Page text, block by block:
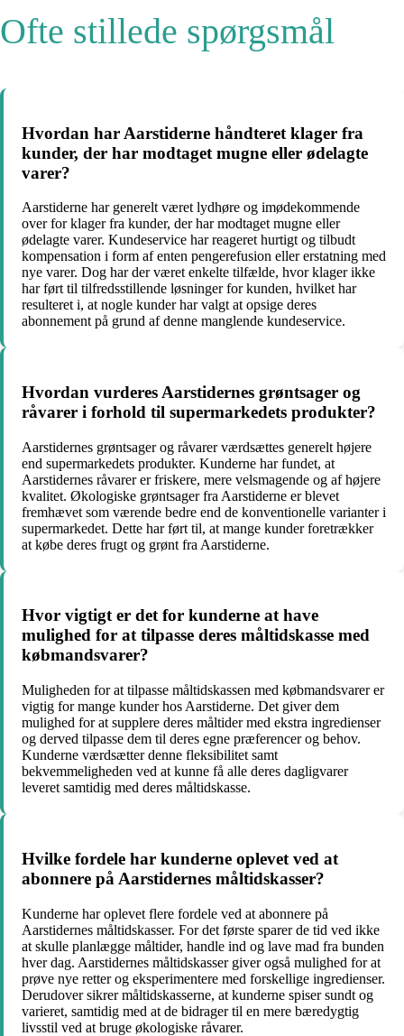
Ofte stillede spørgsmål
Hvordan har Aarstiderne håndteret klager fra
kunder, der har modtaget mugne eller ødelagte
varer?
Aarstiderne har generelt været lydhøre og imødekommende
over for klager fra kunder, der har modtaget mugne eller
ødelagte varer. Kundeservice har reageret hurtigt og tilbudt
kompensation i form af enten pengerefusion eller erstatning med
nye varer. Dog har der været enkelte tilfælde, hvor klager ikke
har ført til tilfredsstillende løsninger for kunden, hvilket har
resulteret i, at nogle kunder har valgt at opsige deres
abonnement på grund af denne manglende kundeservice.
Hvordan vurderes Aarstidernes grøntsager og
råvarer i forhold til supermarkedets produkter?
Aarstidernes grøntsager og råvarer værdsættes generelt højere
end supermarkedets produkter. Kunderne har fundet, at
Aarstidernes råvarer er friskere, mere velsmagende og af højere
kvalitet. Økologiske grøntsager fra Aarstiderne er blevet
fremhævet som værende bedre end de konventionelle varianter i
supermarkedet. Dette har ført til, at mange kunder foretrækker
at købe deres frugt og grønt fra Aarstiderne.
Hvor vigtigt er det for kunderne at have
mulighed for at tilpasse deres måltidskasse med
købmandsvarer?
Muligheden for at tilpasse måltidskassen med købmandsvarer er
vigtig for mange kunder hos Aarstiderne. Det giver dem
mulighed for at supplere deres måltider med ekstra ingredienser
og derved tilpasse dem til deres egne præferencer og behov.
Kunderne værdsætter denne fleksibilitet samt
bekvemmeligheden ved at kunne få alle deres dagligvarer
leveret samtidig med deres måltidskasse.
Hvilke fordele har kunderne oplevet ved at
abonnere på Aarstidernes måltidskasser?
Kunderne har oplevet flere fordele ved at abonnere på
Aarstidernes måltidskasser. For det første sparer de tid ved ikke
at skulle planlægge måltider, handle ind og lave mad fra bunden
hver dag. Aarstidernes måltidskasser giver også mulighed for at
prøve nye retter og eksperimentere med forskellige ingredienser.
Derudover sikrer måltidskasserne, at kunderne spiser sundt og
varieret, samtidig med at de bidrager til en mere bæredygtig
livsstil ved at bruge økologiske råvarer.